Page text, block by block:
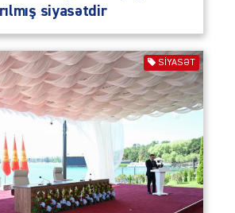
siyasətdir
SIYASƏT